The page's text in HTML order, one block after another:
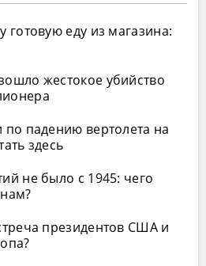
готовую еду из магазина:
жестокое убийство
по падению вертолета на
здесь
не было с 1945: чего
президентов США и